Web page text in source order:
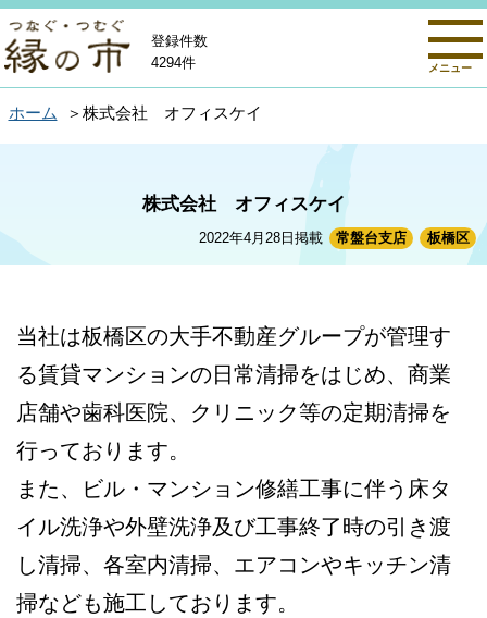
メニュー
登録件数
4294件
ホーム 株式会社 オフィスケイ
2022年4月28日掲載 常盤台支店 板橋区
株式会社 オフィスケイ
当社は板橋区の大手不動産グループが管理す
る賃貸マンションの日常清掃をはじめ、商業
店舗や歯科医院、クリニック等の定期清掃を
行っております。
また、ビル・マンション修繕工事に伴う床タ
イル洗浄や外壁洗浄及び工事終了時の引き渡
し清掃、各室内清掃、エアコンやキッチン清
掃なども施工しております。